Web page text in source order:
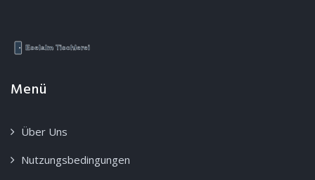
Menü
Über Uns
Nutzungsbedingungen